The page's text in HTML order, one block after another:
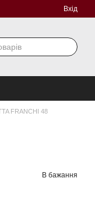
Вхід
FRANCHI 48
В бажання